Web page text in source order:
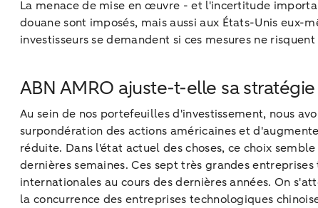
La menace de mise en œuvre - et l'incertitude
douane sont imposés, mais aussi aux États-Unis eux-
investisseurs se demandent si ces mesures ne
ABN AMRO ajuste-t-elle sa
Au sein de nos portefeuilles d'investissement, nous
surpondération des actions américaines et
réduite. Dans l'état actuel des choses, ce choix
dernières semaines. Ces sept très grandes
internationales au cours des dernières années. On
la concurrence des entreprises technologiques